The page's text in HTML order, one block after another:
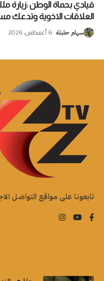
قيادي بحماة الوطن :زيارة
العلاقات الاخوية وتدعك
سهام حليلة 6 أغسطس، 2026
تابعونا على مواقع التواصل